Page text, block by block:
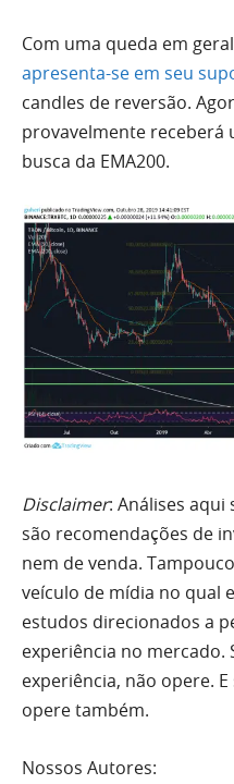
Com uma queda em
apresenta-se em seu
candles de reversão.
provavelmente receberá
busca da EMA200.
Disclaimer: Análises aqui
são recomendações de
nem de venda.
veículo de mídia no qual
estudos direcionados a
experiência no mercado.
experiência, não opere.
opere também.
Nossos Autores: